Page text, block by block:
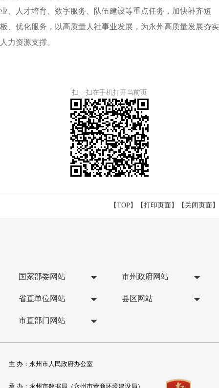
业、人才培育、数字服务、队伍建设等重点任务，加快补齐短
板、优化服务，以高质量人社事业发展，为永州高质量发展夯实
人力资源支撑。
扫一扫在手机打开当前页
【TOP】 【打印页面】【 关闭页面】
国家部委网站 市州政府网站
省直单位网站 县区网站
市直部门网站
主 办：永州市人民政府办公室
承 办：永州市数据局（永州市营商环境建设局）